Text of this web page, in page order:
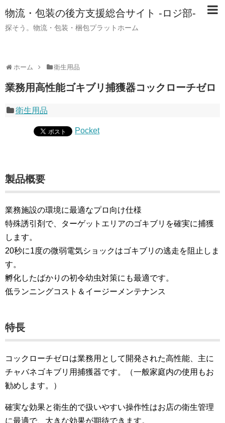
物流・包装の後方支援総合サイト -ロジ部-
探そう。物流・包装・梱包プラットホーム
ホーム 衛生用品
業務用高性能ゴキブリ捕獲器コックローチゼロ
衛生用品
Pocket
製品概要
業務施設の環境に最適なプロ向け仕様
特殊誘引剤で、ターゲットエリアのゴキブリを確実に捕獲
します。
20秒に1度の微弱電気ショックはゴキブリの逃走を阻止しま
す。
孵化したばかりの初令幼虫対策にも最適です。
低ランニングコスト＆イージーメンテナンス
特長
コックローチゼロは業務用として開発された高性能、主に
チャバネゴキブリ用捕獲器です。（一般家庭内の使用もお
勧めします。）
確実な効果と衛生的で扱いやすい操作性はお店の衛生管理
に最適で、大きな効果が期待できます。